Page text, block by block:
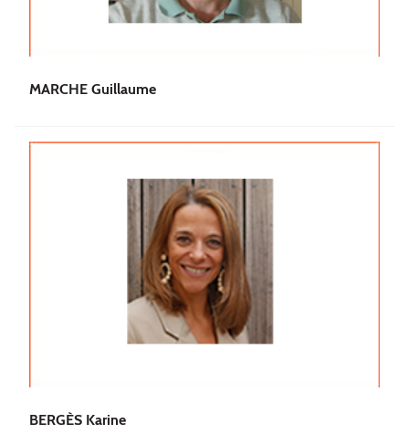
MARCHE Guillaume
BERGÈS Karine